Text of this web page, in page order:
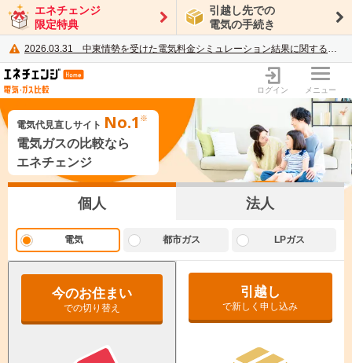
エネチェンジ
限定特典
引越し先での
電気の手続き
2026.03.31 中東情勢を受けた電気料金シミュレーション結果に関するご案内
電力・ガス比較サイト エネチェンジ
ログイン メニュー
電気代見直しサイト No.1
電気ガスの比較なら
エネチェンジ
個人 法人
電気 都市ガス LPガス
今のお住まい
での切り替え
引越し
で新しく申し込み
都市ガスの比較では、
ご利用状況を入力いただくと、
各プランの節約額を調べることができます。
LPガス（プロパンガス）の料金は
個別交渉に基づくため、
複数社からの見積もり比較をおすすめします。